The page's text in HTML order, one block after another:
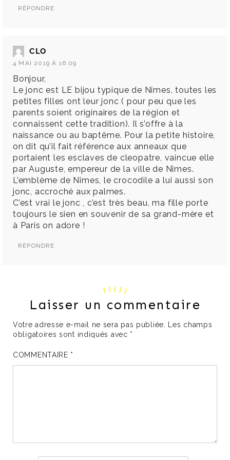
RÉPONDRE
CLO
4 MAI 2019 À 16:09
Bonjour,
Le jonc est LE bijou typique de Nîmes, toutes les
petites filles ont leur jonc ( pour peu que les
parents soient originaires de la région et
connaissent cette tradition). Il s’offre à la
naissance ou au baptême. Pour la petite histoire,
on dit qu’il fait référence aux anneaux que
portaient les esclaves de cleopatre, vaincue elle
par Auguste, empereur de la ville de Nîmes.
L’emblème de Nîmes, le crocodile a lui aussi son
jonc, accroché aux palmes.
C’est vrai le jonc , c’est très beau, ma fille porte
toujours le sien en souvenir de sa grand-mère et
à Paris on adore !
RÉPONDRE
Laisser un commentaire
Votre adresse e-mail ne sera pas publiée. Les champs
obligatoires sont indiqués avec *
COMMENTAIRE *